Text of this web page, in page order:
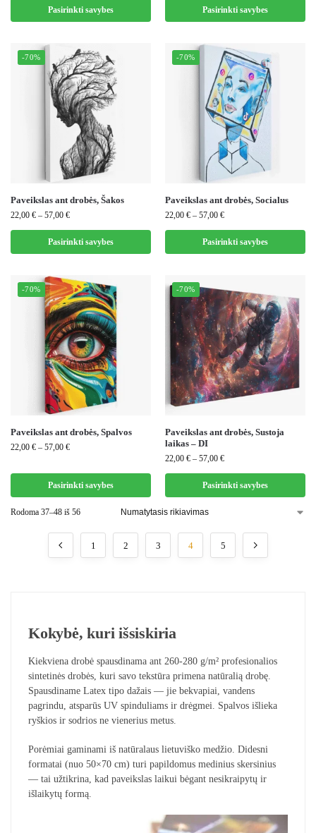
Pasirinkti savybes Pasirinkti savybes
-70%
Paveikslas ant drobės, Šakos
22,00 € – 57,00 €
Pasirinkti savybes
-70%
Paveikslas ant drobės, Socialus
22,00 € – 57,00 €
Pasirinkti savybes
-70%
Paveikslas ant drobės, Spalvos
22,00 € – 57,00 €
Pasirinkti savybes
-70%
Paveikslas ant drobės, Sustoja
laikas – DI
22,00 € – 57,00 €
Pasirinkti savybes
Rodoma 37–48 iš 56
1 2 3 4 5
Kokybė, kuri išsiskiria
Kiekviena drobė spausdinama ant 260-280 g/m² profesionalios
sintetinės drobės, kuri savo tekstūra primena natūralią drobę.
Spausdiname Latex tipo dažais — jie bekvapiai, vandens
pagrindu, atsparūs UV spinduliams ir drėgmei. Spalvos išlieka
ryškios ir sodrios ne vienerius metus.
Porėmiai gaminami iš natūralaus lietuviško medžio. Didesni
formatai (nuo 50×70 cm) turi papildomus medinius skersinius
— tai užtikrina, kad paveikslas laikui bėgant nesikraipytų ir
išlaikytų formą.